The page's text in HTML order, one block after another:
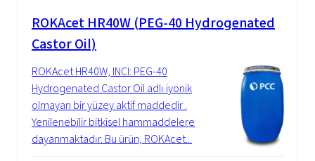
ROKAcet HR40W (PEG-40 Hydrogenated
Castor Oil)
ROKAcet HR40W, INCI: PEG-40
Hydrogenated Castor Oil adlı iyonik
olmayan bir yüzey aktif maddedir .
Yenilenebilir bitkisel hammaddelere
dayanmaktadır. Bu ürün, ROKAcet...